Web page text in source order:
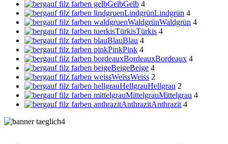
GelbGelb 4
LindgrünLindgrün 4
WaldgrünWaldgrün 4
TürkisTürkis 4
BlauBlau 4
PinkPink 4
BordeauxBordeaux 4
BeigeBeige 4
WeissWeiss 2
HellgrauHellgrau 2
MittelgrauMittelgrau 4
AnthrazitAnthrazit 4